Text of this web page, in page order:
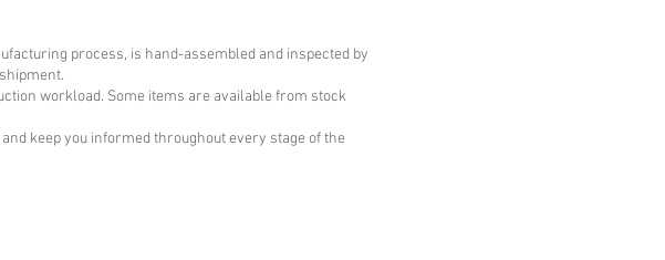
process, is hand-assembled and inspected by
workload. Some items are available from stock
keep you informed throughout every stage of the